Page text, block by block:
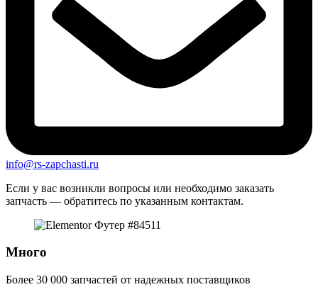
info@rs-zapchasti.ru
Если у вас возникли вопросы или необходимо заказать
запчасть — обратитесь по указанным контактам.
Много
Более 30 000 запчастей от надежных поставщиков